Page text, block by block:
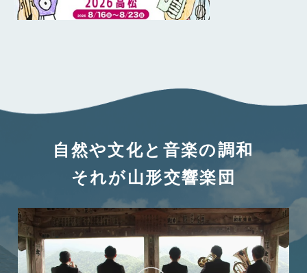
自然や文化と音楽の調和
それが山形交響楽団